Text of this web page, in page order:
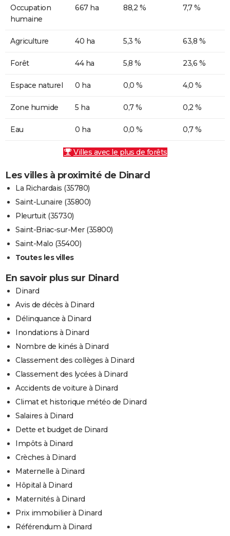
Occupation
humaine
667 ha 88,2 % 7,7 %
Agriculture 40 ha 5,3 % 63,8 %
Forêt 44 ha 5,8 % 23,6 %
Espace naturel 0 ha 0,0 % 4,0 %
Zone humide 5 ha 0,7 % 0,2 %
Eau 0 ha 0,0 % 0,7 %
Villes avec le plus de forêts
Les villes à proximité de Dinard
La Richardais (35780)
Saint-Lunaire (35800)
Pleurtuit (35730)
Saint-Briac-sur-Mer (35800)
Saint-Malo (35400)
Toutes les villes
En savoir plus sur Dinard
Dinard
Avis de décès à Dinard
Délinquance à Dinard
Inondations à Dinard
Nombre de kinés à Dinard
Classement des collèges à Dinard
Classement des lycées à Dinard
Accidents de voiture à Dinard
Climat et historique météo de Dinard
Salaires à Dinard
Dette et budget de Dinard
Impôts à Dinard
Crèches à Dinard
Maternelle à Dinard
Hôpital à Dinard
Maternités à Dinard
Prix immobilier à Dinard
Référendum à Dinard